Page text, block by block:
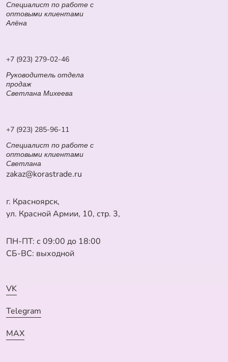
Специалист по работе с
оптовыми клиентами
Алёна
+7 (923) 279-02-46
Руководитель отдела
продаж
Светлана Михеева
+7 (923) 285-96-11
Специалист по работе с
оптовыми клиентами
Светлана
zakaz@korastrade.ru
г. Красноярск,
ул. Красной Армии, 10, стр. 3,
ПН-ПТ: с 09:00 до 18:00
СБ-ВС: выходной
VK
Telegram
MAX